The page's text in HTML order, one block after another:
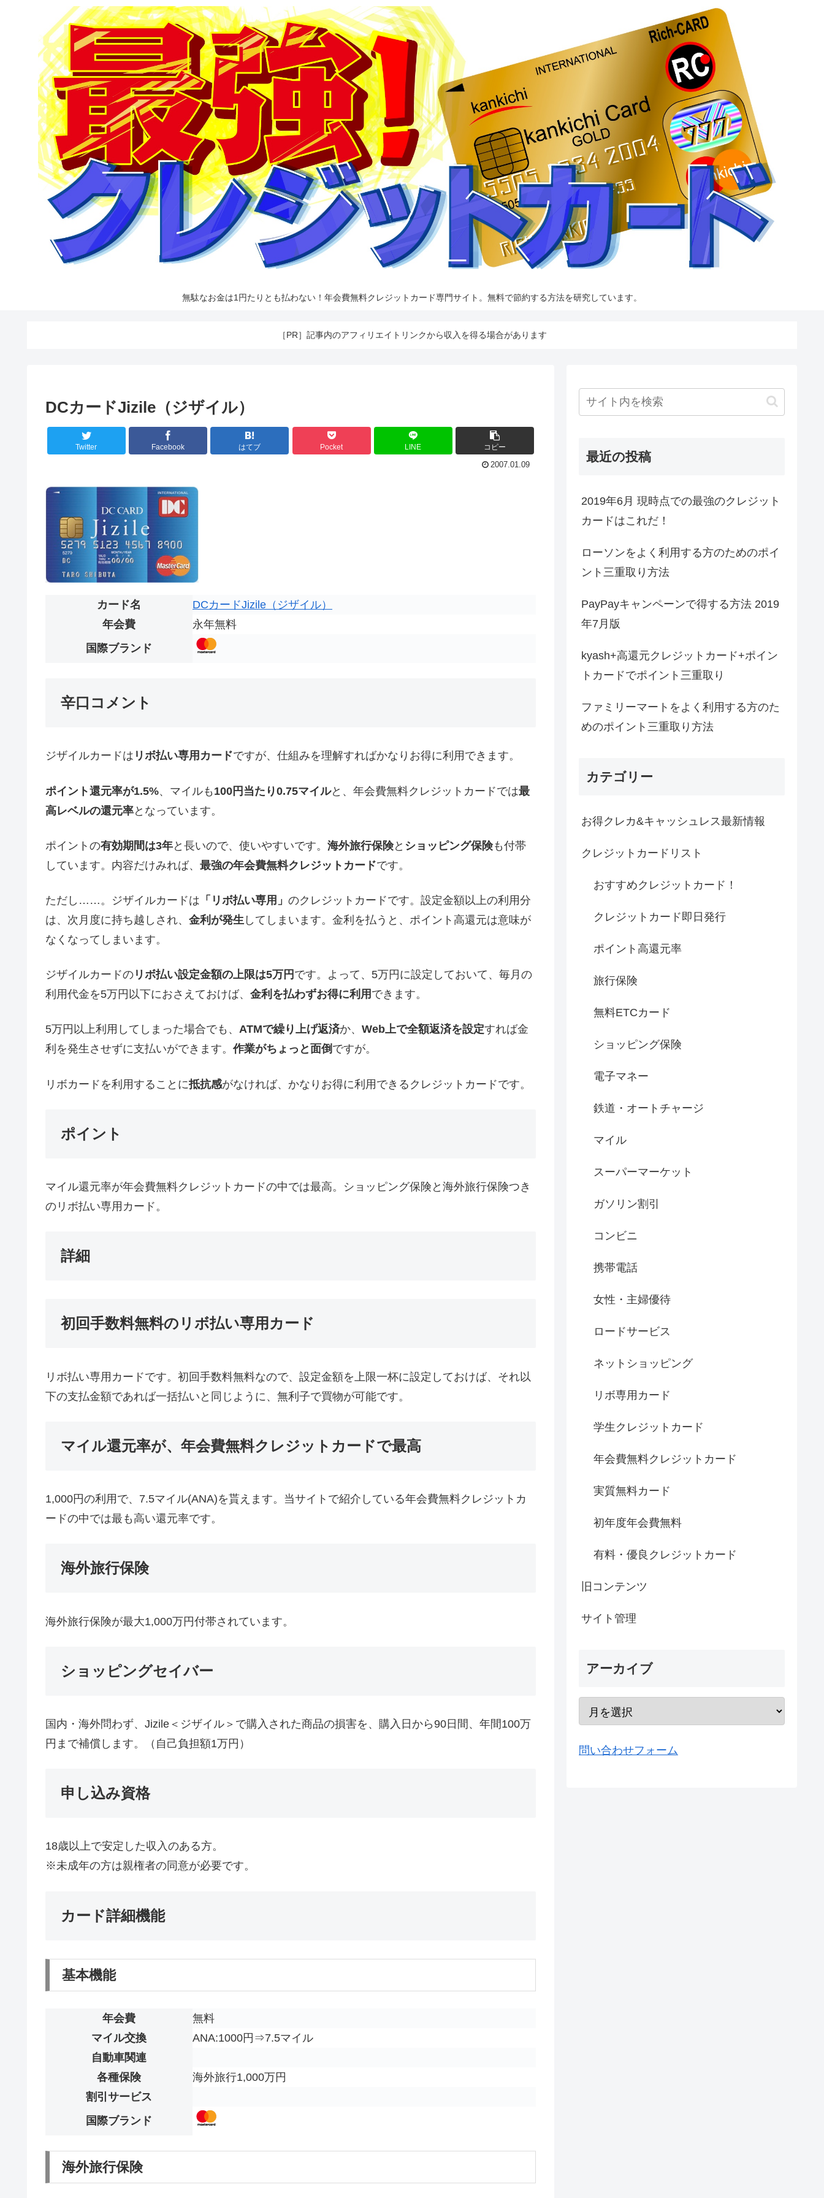
無駄なお金は1円たりとも払わない！年会費無料クレジットカード専門サイト。無料で節約する方法を研究しています。
［PR］記事内のアフィリエイトリンクから収入を得る場合があります
DCカードJizile（ジザイル）
Twitter Facebook はてブ Pocket LINE コピー
2007.01.09
カード名
DCカードJizile（ジザイル）
年会費
永年無料
国際ブランド
辛口コメント
ジザイルカードは リボ払い専用カードですが、仕組みを理解すればかなりお得に利用できます。
ポイント還元率が1.5%、マイルも 100円当たり0.75マイルと、年会費無料クレジットカードでは最
高レベルの還元率となっています。
ポイントの有効期間は3年と長いので、使いやすいです。 海外旅行保険と ショッピング保険も付帯
しています。内容だけみれば、 最強の年会費無料クレジットカードです。
ただし……。ジザイルカードは 「リボ払い専用」 のクレジットカードです。設定金額以上の利用分
は、次月度に持ち越しされ、 金利が発生 してしまいます。金利を払うと、ポイント高還元は意味が
なくなってしまいます。
ジザイルカードの リボ払い設定金額の上限は5万円 です。よって、5万円に設定しておいて、毎月の
利用代金を5万円以下におさえておけば、 金利を払わずお得に利用 できます。
5万円以上利用してしまった場合でも、 ATMで繰り上げ返済か、 Web上で全額返済を設定すれば金
利を発生させずに支払いができます。 作業がちょっと面倒 ですが。
リボカードを利用することに抵抗感がなければ、かなりお得に利用できるクレジットカードです。
ポイント
マイル還元率が年会費無料クレジットカードの中では最高。ショッピング保険と海外旅行保険つき
のリボ払い専用カード。
詳細
初回手数料無料のリボ払い専用カード
リボ払い専用カードです。初回手数料無料なので、設定金額を上限一杯に設定しておけば、それ以
下の支払金額であれば一括払いと同じように、無利子で買物が可能です。
マイル還元率が、年会費無料クレジットカードで最高
1,000円の利用で、7.5マイル(ANA)を貰えます。当サイトで紹介している年会費無料クレジットカ
ードの中では最も高い還元率です。
海外旅行保険
海外旅行保険が最大1,000万円付帯されています。
ショッピングセイバー
国内・海外問わず、Jizile＜ジザイル＞で購入された商品の損害を、購入日から90日間、年間100万
円まで補償します。（自己負担額1万円）
申し込み資格
18歳以上で安定した収入のある方。
※未成年の方は親権者の同意が必要です。
カード詳細機能
基本機能
年会費
無料
マイル交換
ANA:1000円⇒7.5マイル
自動車関連
各種保険
海外旅行1,000万円
割引サービス
国際ブランド
海外旅行保険
最近の投稿
2019年6月 現時点での最強のクレジット
カードはこれだ！
ローソンをよく利用する方のためのポイ
ント三重取り方法
PayPayキャンペーンで得する方法 2019
年7月版
kyash+高還元クレジットカード+ポイン
トカードでポイント三重取り
ファミリーマートをよく利用する方のた
めのポイント三重取り方法
カテゴリー
お得クレカ&キャッシュレス最新情報
クレジットカードリスト
おすすめクレジットカード！
クレジットカード即日発行
ポイント高還元率
旅行保険
無料ETCカード
ショッピング保険
電子マネー
鉄道・オートチャージ
マイル
スーパーマーケット
ガソリン割引
コンビニ
携帯電話
女性・主婦優待
ロードサービス
ネットショッピング
リボ専用カード
学生クレジットカード
年会費無料クレジットカード
実質無料カード
初年度年会費無料
有料・優良クレジットカード
旧コンテンツ
サイト管理
アーカイブ
問い合わせフォーム